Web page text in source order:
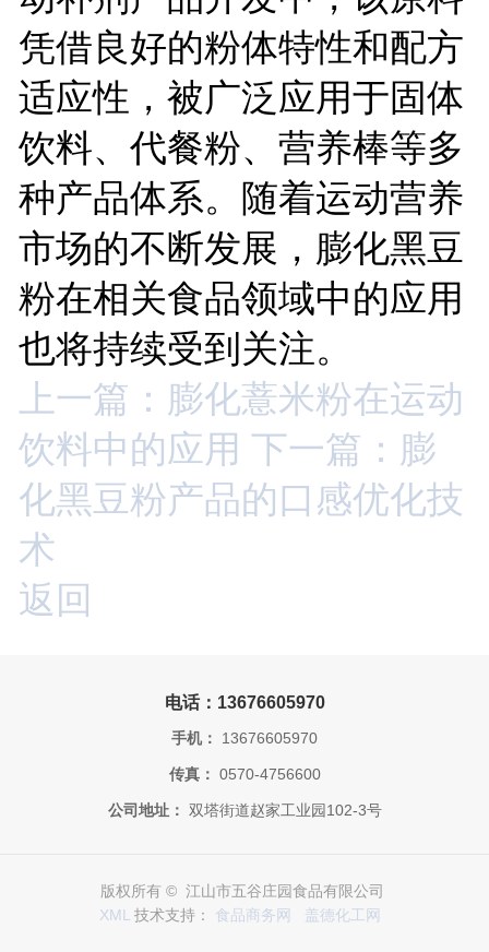
凭借良好的粉体特性和配方
适应性，被广泛应用于固体
饮料、代餐粉、营养棒等多
种产品体系。随着运动营养
市场的不断发展，膨化黑豆
粉在相关食品领域中的应用
也将持续受到关注。
上一篇：膨化薏米粉在运动
饮料中的应用 下一篇：膨
化黑豆粉产品的口感优化技
术
返回
电话：13676605970
手机： 13676605970
传真： 0570-4756600
公司地址： 双塔街道赵家工业园102-3号
版权所有 © 江山市五谷庄园食品有限公司
XML 技术支持： 食品商务网 盖德化工网